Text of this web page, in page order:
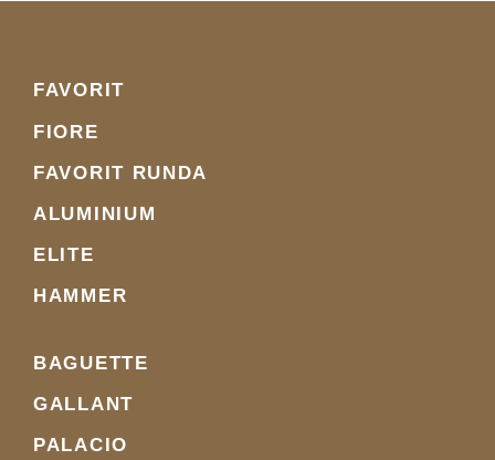
FAVORIT
FIORE
FAVORIT RUNDA
ALUMINIUM
ELITE
HAMMER
BAGUETTE
GALLANT
PALACIO